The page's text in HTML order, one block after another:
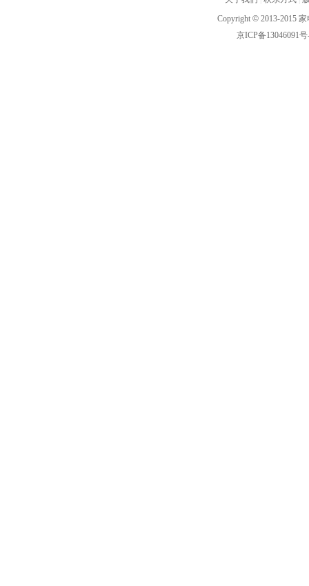
Copyright © 2013-2015
京ICP备13046091号